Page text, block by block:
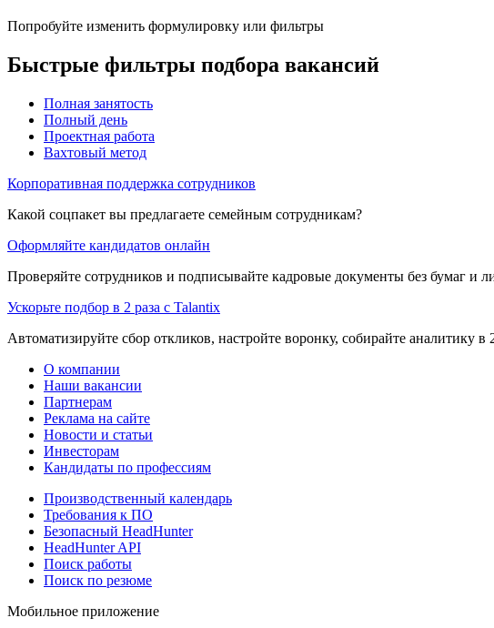
Попробуйте изменить формулировку или фильтры
Быстрые фильтры подбора вакансий
Полная занятость
Полный день
Проектная работа
Вахтовый метод
Корпоративная поддержка сотрудников
Какой соцпакет вы предлагаете семейным сотрудникам?
Оформляйте кандидатов онлайн
Проверяйте сотрудников и подписывайте кадровые документы без бумаг и
Ускорьте подбор в 2 раза с Talantix
Автоматизируйте сбор откликов, настройте воронку, собирайте аналитику в
О компании
Наши вакансии
Партнерам
Реклама на сайте
Новости и статьи
Инвесторам
Кандидаты по профессиям
Производственный календарь
Требования к ПО
Безопасный HeadHunter
HeadHunter API
Поиск работы
Поиск по резюме
Мобильное приложение